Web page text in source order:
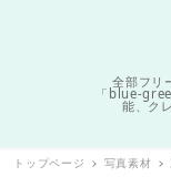
全部フリ
「blue-
能、ク
トップページ 写真素材